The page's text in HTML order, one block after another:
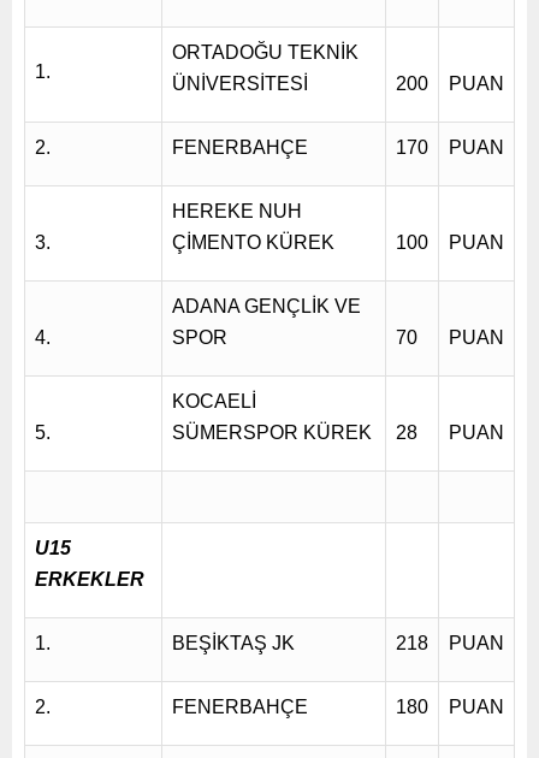
1.
ORTADOĞU TEKNİK
ÜNİVERSİTESİ
200 PUAN
2. FENERBAHÇE 170 PUAN
3.
HEREKE NUH
ÇİMENTO KÜREK
100 PUAN
4.
ADANA GENÇLİK VE
SPOR
70 PUAN
5.
KOCAELİ
SÜMERSPOR KÜREK
28 PUAN
U15
ERKEKLER
1. BEŞİKTAŞ JK 218 PUAN
2. FENERBAHÇE 180 PUAN